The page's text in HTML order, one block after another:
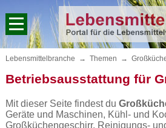
Lebensmittelbranche → Themen →
Betriebsausstattung für
Mit dieser Seite findest du
Geräte und Maschinen, Kühl- und
Großküchengeschirr, Reinigungs-